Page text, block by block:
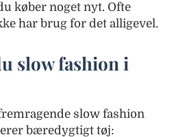
køber noget nyt. Ofte
har brug for det alligevel.
slow fashion i
slow fashion
bæredygtigt tøj: